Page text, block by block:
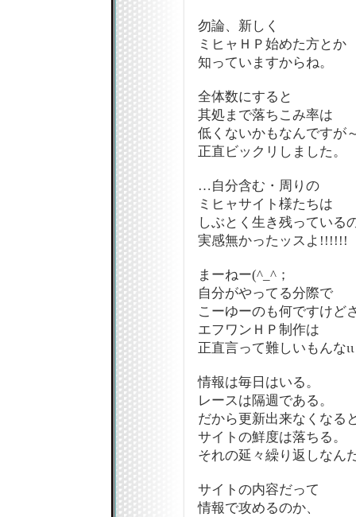
勿論、新しく
ミヒャＨＰ始めた方とか
知っていますからね。
全体数にすると
其処まで落ちこみ率は
低くないかもなんですが
正直ビックリしました。
…自分含む・周りの
ミヒャサイト様たちは
しぶとく生き残っている
実感無かったッスよ!!!!!!
まーねー(^_^；
自分がやってる分際で
こーゆーのも何ですけど
エフワンＨＰ制作は
正直言って難しいもんなιι
情報は毎日はいる。
レースは隔週である。
だから更新出来なくなる
サイトの鮮度は落ちる。
それの延々繰り返しなん
サイトの内容だって
情報で攻めるのか、